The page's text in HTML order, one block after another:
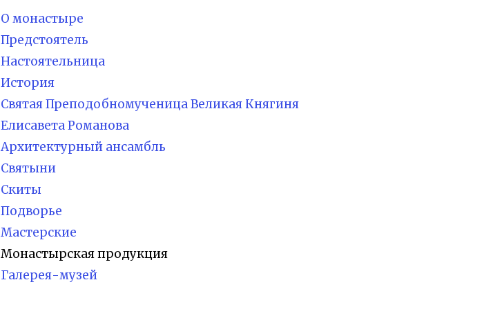
О монастыре
Предстоятель
Настоятельница
История
Святая Преподобномученица Великая Княгиня
Елисавета Романова
Архитектурный ансамбль
Святыни
Скиты
Подворье
Мастерские
Монастырская продукция
Галерея-музей